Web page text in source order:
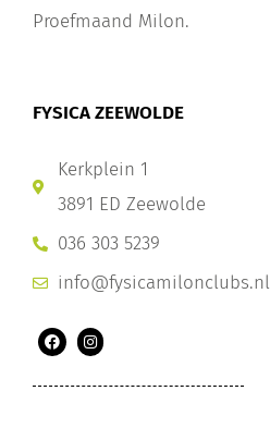
Proefmaand Milon.
FYSICA ZEEWOLDE
Kerkplein 1
3891 ED Zeewolde
036 303 5239
info@fysicamilonclubs.nl